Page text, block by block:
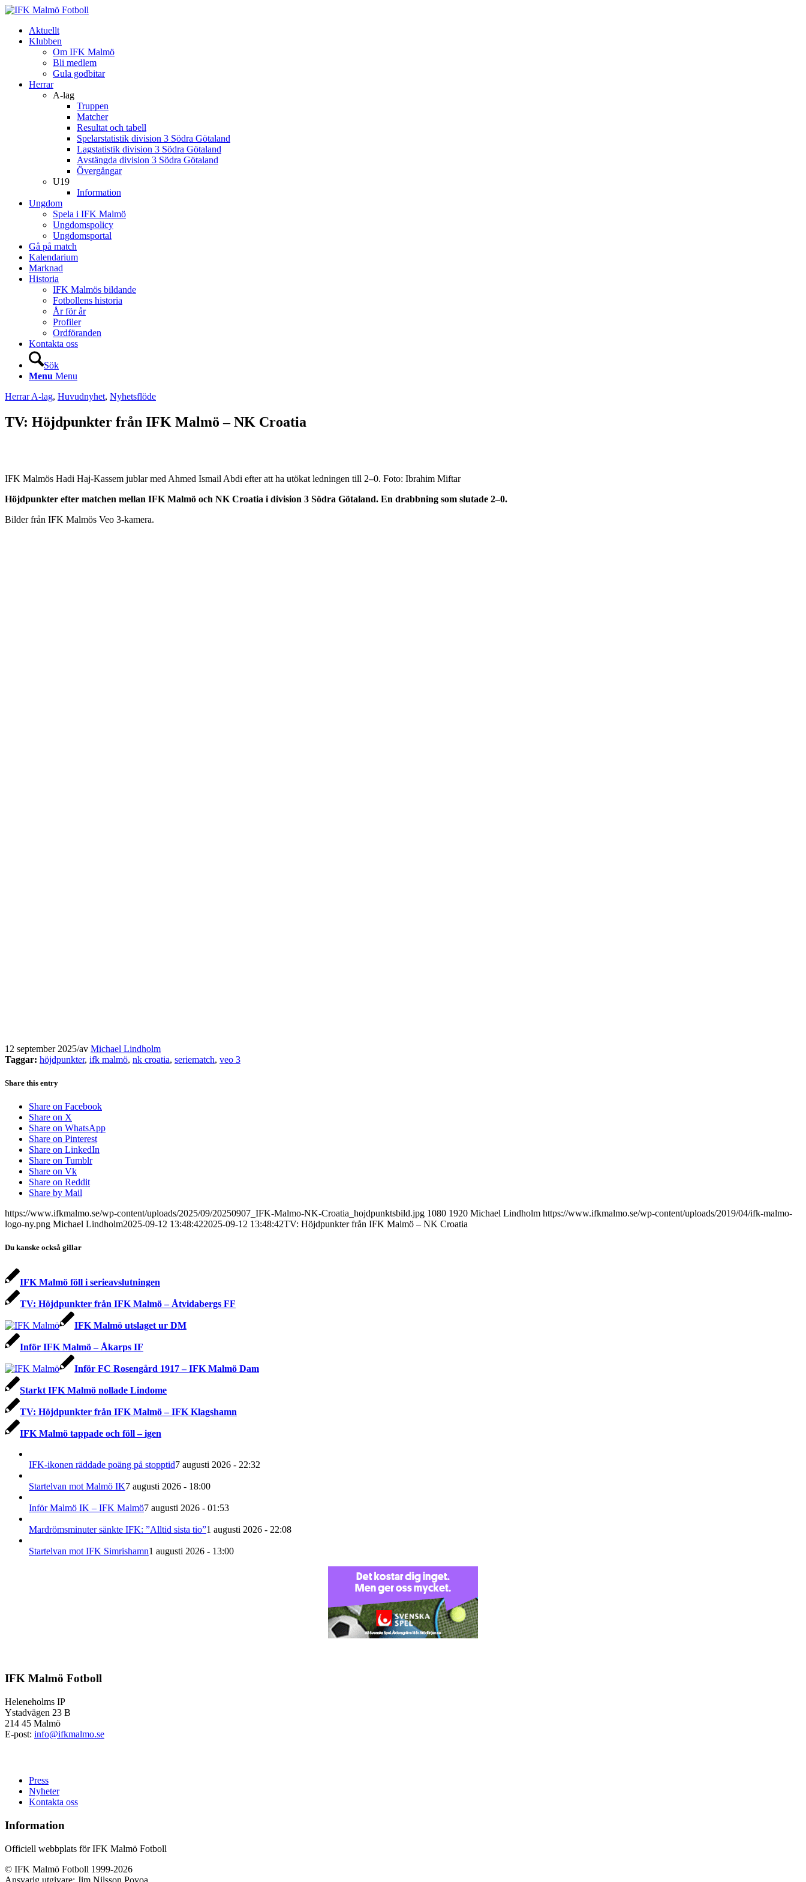
Aktuellt
Klubben
Om IFK Malmö
Bli medlem
Gula godbitar
Herrar
A-lag
Truppen
Matcher
Resultat och tabell
Spelarstatistik division 3 Södra Götaland
Lagstatistik division 3 Södra Götaland
Avstängda division 3 Södra Götaland
Övergångar
U19
Information
Ungdom
Spela i IFK Malmö
Ungdomspolicy
Ungdomsportal
Gå på match
Kalendarium
Marknad
Historia
IFK Malmös bildande
Fotbollens historia
År för år
Profiler
Ordföranden
Kontakta oss
Sök
Menu Menu
Herrar A-lag, Huvudnyhet, Nyhetsflöde
TV: Höjdpunkter från IFK Malmö – NK Croatia
IFK Malmös Hadi Haj-Kassem jublar med Ahmed Ismail Abdi efter att ha utökat ledningen till 2–0. Foto: Ibrahim Miftar
Höjdpunkter efter matchen mellan IFK Malmö och NK Croatia i division 3 Södra Götaland. En drabbning som slutade 2–0.
Bilder från IFK Malmös Veo 3-kamera.
12 september 2025/av Michael Lindholm
Taggar: höjdpunkter, ifk malmö, nk croatia, seriematch, veo 3
Share this entry
Share on Facebook
Share on X
Share on WhatsApp
Share on Pinterest
Share on LinkedIn
Share on Tumblr
Share on Vk
Share on Reddit
Share by Mail
https://www.ifkmalmo.se/wp-content/uploads/2025/09/20250907_IFK-Malmo-NK-Croatia_hojdpunktsbild.jpg 1080 1920 Michael Lindholm https://www.ifkmalmo.se/wp-content/uploads/2019/04/ifk-malmo-
logo-ny.png Michael Lindholm2025-09-12 13:48:422025-09-12 13:48:42TV: Höjdpunkter från IFK Malmö – NK Croatia
Du kanske också gillar
IFK Malmö föll i serieavslutningen
TV: Höjdpunkter från IFK Malmö – Åtvidabergs FF
IFK Malmö utslaget ur DM
Inför IFK Malmö – Åkarps IF
Inför FC Rosengård 1917 – IFK Malmö Dam
Starkt IFK Malmö nollade Lindome
TV: Höjdpunkter från IFK Malmö – IFK Klagshamn
IFK Malmö tappade och föll – igen
IFK-ikonen räddade poäng på stopptid7 augusti 2026 - 22:32
Startelvan mot Malmö IK7 augusti 2026 - 18:00
Inför Malmö IK – IFK Malmö7 augusti 2026 - 01:53
Mardrömsminuter sänkte IFK: ”Alltid sista tio”1 augusti 2026 - 22:08
Startelvan mot IFK Simrishamn1 augusti 2026 - 13:00
IFK Malmö Fotboll
Heleneholms IP
Ystadvägen 23 B
214 45 Malmö
E-post: info@ifkmalmo.se
Press
Nyheter
Kontakta oss
Information
Officiell webbplats för IFK Malmö Fotboll
© IFK Malmö Fotboll 1999-2026
Ansvarig utgivare: Jim Nilsson Povoa